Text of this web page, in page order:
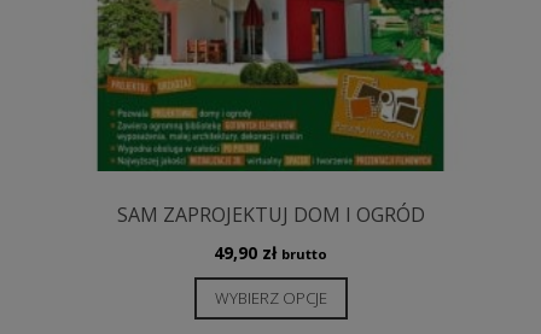
SAM ZAPROJEKTUJ DOM I OGRÓD
49,90 zł brutto
WYBIERZ OPCJE
produkt